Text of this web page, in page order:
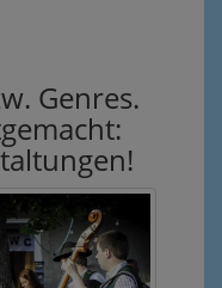
Genres.